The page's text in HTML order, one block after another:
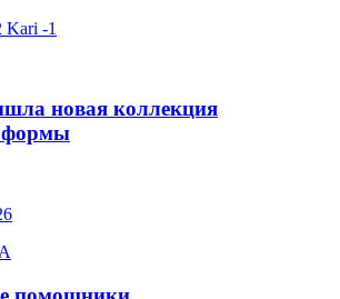
новая коллекция
формы